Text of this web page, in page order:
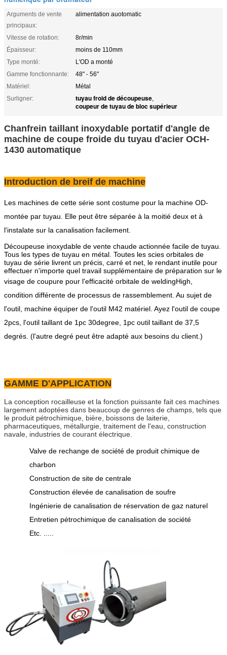
Arguments de vente
principaux:
alimentation auotomatic
Vitesse de rotation:
8r/min
Épaisseur:
moins de 110mm
Type monté:
L'OD a monté
Gamme fonctionnante:
48" - 56"
Matériel:
Métal
Surligner:
tuyau froid de découpeuse,
coupeur de tuyau de bloc supérieur
Chanfrein taillant inoxydable portatif d'angle de
machine de coupe froide du tuyau d'acier OCH-
1430 automatique
Introduction de breif de machine
Les machines de cette série sont costume pour la machine OD-
montée par tuyau. Elle peut être séparée à la moitié deux et à
l'instalate sur la canalisation facilement.
Tous les types de tuyau en métal. Toutes les scies orbitales de
tuyau de série livrent un précis, carré et net, le rendant inutile pour
effectuer n'importe quel travail supplémentaire de préparation sur le
visage de coupure pour l'efficacité orbitale de weldingHigh
condition différente de processus de rassemblement. Au sujet de
l'outil, machine équiper de l'outil M42 matériel. Ayez l'outil de coupe
2pcs, l'outil taillant de 1pc 30degree, 1pc outil taillant de 37,5
degrés. (l'autre degré peut être adapté aux besoins du client.)
GAMME D'APPLICATION
La conception rocailleuse et la fonction puissante fait ces machines
largement adoptées dans beaucoup de genres de champs, tels que
le produit pétrochimique, bière, boissons de laiterie,
pharmaceutiques, métallurgie, traitement de l'eau, construction
navale, industries de courant électrique.
Valve de rechange de société de produit chimique de
charbon
Construction de site de centrale
Construction élevée de canalisation de soufre
Ingénierie de canalisation de réservation de gaz naturel
Entretien pétrochimique de canalisation de société
Etc. .....